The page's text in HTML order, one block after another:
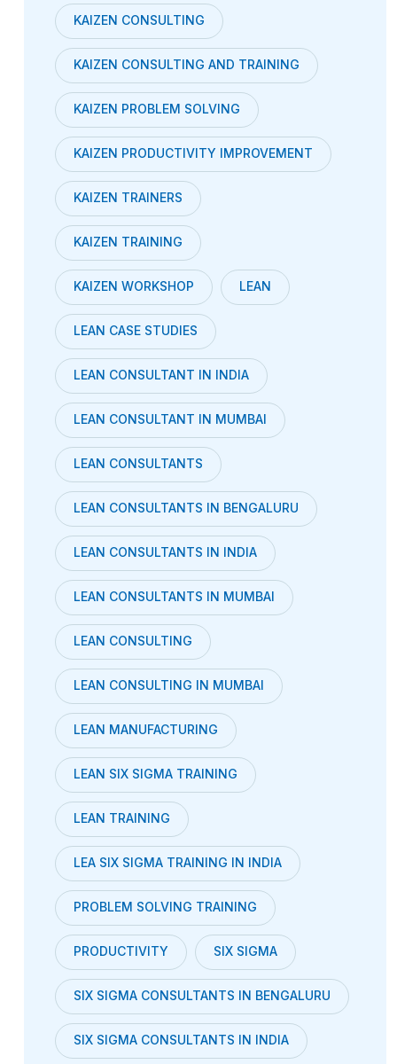
KAIZEN CONSULTING
KAIZEN CONSULTING AND TRAINING
KAIZEN PROBLEM SOLVING
KAIZEN PRODUCTIVITY IMPROVEMENT
KAIZEN TRAINERS
KAIZEN TRAINING
KAIZEN WORKSHOP LEAN
LEAN CASE STUDIES
LEAN CONSULTANT IN INDIA
LEAN CONSULTANT IN MUMBAI
LEAN CONSULTANTS
LEAN CONSULTANTS IN BENGALURU
LEAN CONSULTANTS IN INDIA
LEAN CONSULTANTS IN MUMBAI
LEAN CONSULTING
LEAN CONSULTING IN MUMBAI
LEAN MANUFACTURING
LEAN SIX SIGMA TRAINING
LEAN TRAINING
LEA SIX SIGMA TRAINING IN INDIA
PROBLEM SOLVING TRAINING
PRODUCTIVITY SIX SIGMA
SIX SIGMA CONSULTANTS IN BENGALURU
SIX SIGMA CONSULTANTS IN INDIA